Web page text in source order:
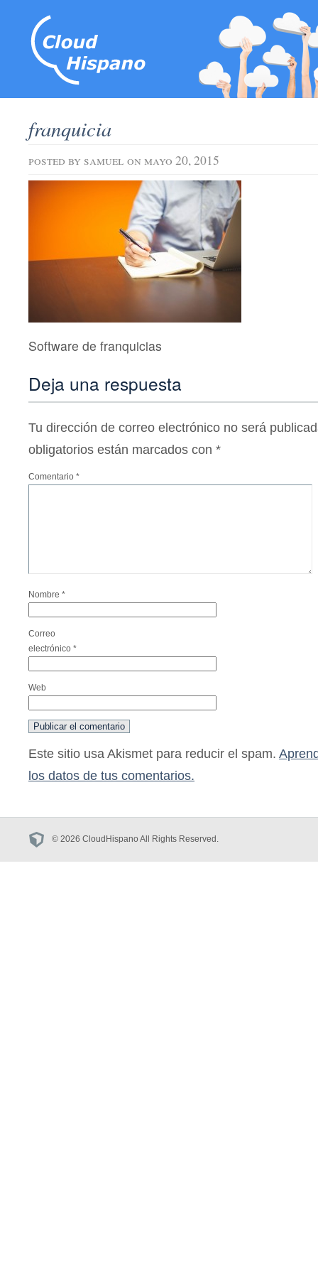
franquicia
posted by samuel on mayo 20, 2015
Software de franquicias
Deja una respuesta
Tu dirección de correo electrónico no será
obligatorios están marcados con *
Comentario *
Nombre *
Correo
electrónico *
Web
Este sitio usa Akismet para reducir el spam.
los datos de tus comentarios.
© 2026 CloudHispano All Rights Reserved.